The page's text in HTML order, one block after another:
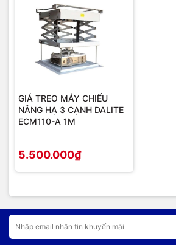
GIÁ TREO MÁY CHIẾU
NÂNG HẠ 3 CẠNH DALITE
ECM110-A 1M
5.500.000₫